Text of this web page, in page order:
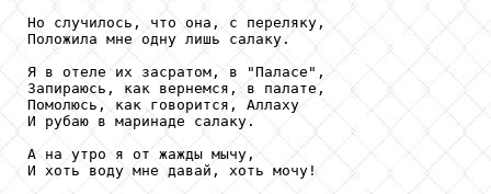
Но случилось, что она, с переляку,
Положила мне одну лишь салаку.
Я в отеле их засратом, в "Паласе",
Запираюсь, как вернемся, в палате,
Помолюсь, как говорится, Аллаху
И рубаю в маринаде салаку.
А на утро я от жажды мычу,
И хоть воду мне давай, хоть мочу!